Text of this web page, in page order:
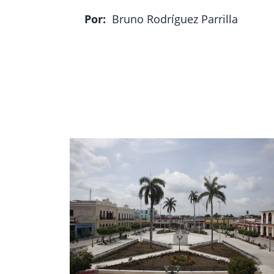
Por: Bruno Rodríguez Parrilla